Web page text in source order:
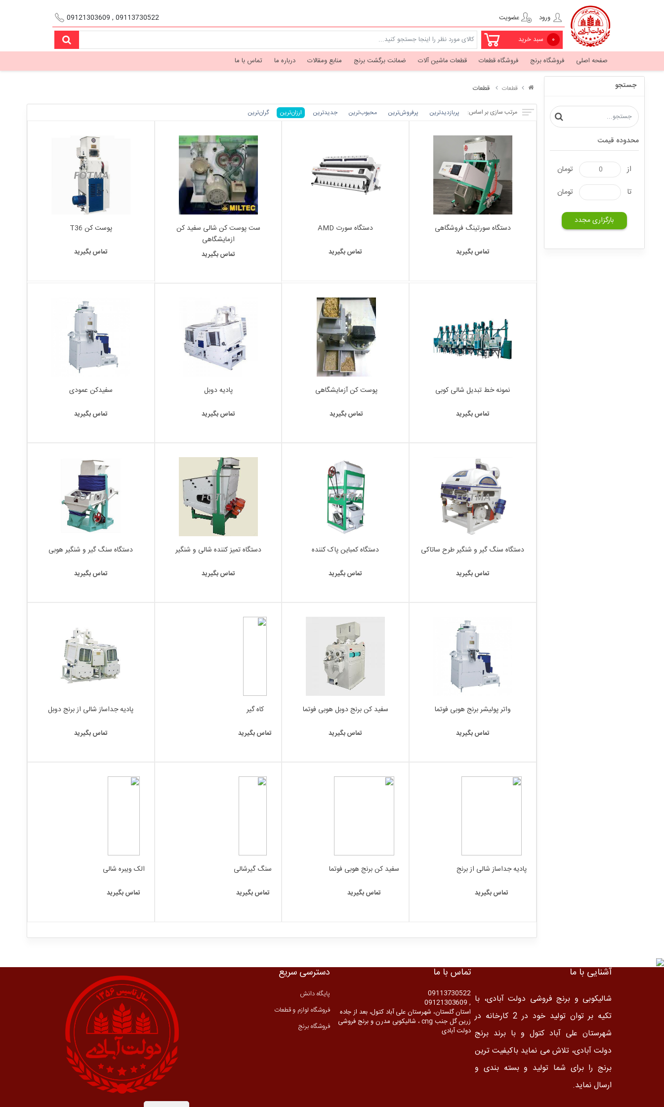
ورود عضویت 09113730522 , 09121303609
۰
سبد خرید
صفحه اصلی
فروشگاه برنج فروشگاه قطعات قطعات ماشین آلات ضمانت برگشت برنج منابع ومقالات درباره ما تماس با ما
جستجو
محدوده قیمت
از
تومان
تا
تومان
بارگزاری مجدد
قطعات قطعات
مرتب سازی بر اساس: پربازدیدترین پرفروش‌ترین‌ محبوب‌ترین جدیدترین ارزان‌ترین گران‌ترین
دستگاه سورتینگ فروشگاهی
تماس بگیرید
دستگاه سورت AMD
تماس بگیرید
ست پوست کن شالی سفید کن
ازمایشگاهی
تماس بگیرید
پوست کن T36
تماس بگیرید
نمونه خط تبدیل شالی کوبی
تماس بگیرید
پوست کن آزمایشگاهی
تماس بگیرید
پادیه دوبل
تماس بگیرید
سفیدکن عمودی
تماس بگیرید
دستگاه سنگ گیر و شنگیر طرح ساتاکی
تماس بگیرید
دستگاه کمباین پاک کننده
تماس بگیرید
دستگاه تمیز کننده شالی و شنگیر
تماس بگیرید
دستگاه سنگ گیر و شنگیر هوبی
تماس بگیرید
واتر پولیشر برنج هوبی فوتما
تماس بگیرید
سفید کن برنج دوبل هوبی فوتما
تماس بگیرید
کاه گیر
تماس بگیرید
پادیه جداساز شالی از برنج دوبل
تماس بگیرید
پادیه جداساز شالی از برنج
تماس بگیرید
سفید کن برنج هوبی فوتما
تماس بگیرید
سنگ گیرشالی
تماس بگیرید
الک ویبره شالی
تماس بگیرید
آشنایی با ما
شالیکوبی و برنج فروشی دولت آبادی، با
تکیه بر توان تولید خود در 2 کارخانه در
شهرستان علی آباد کتول و با برند برنج
دولت آبادی، تلاش می نماید باکیفیت ترین
برنج را برای شما تولید و بسته بندی و
ارسال نماید.
تماس با ما
09113730522
, 09121303609
استان گلستان، شهرستان علی آباد کتول، بعد از جاده
زرین گل جنب cng ، شالیکوبی مدرن و برنج فروشی
دولت آبادی
دسترسی سریع
پایگاه دانش
فروشگاه لوازم و قطعات
فروشگاه برنج